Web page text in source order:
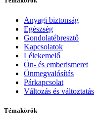
Anyagi biztonság
Egészség
Gondolatébresztő
Kapcsolatok
Lélekemelő
Ön- és emberismeret
Önmegvalósítás
Párkapcsolat
Változás és változtatás
Témakörök